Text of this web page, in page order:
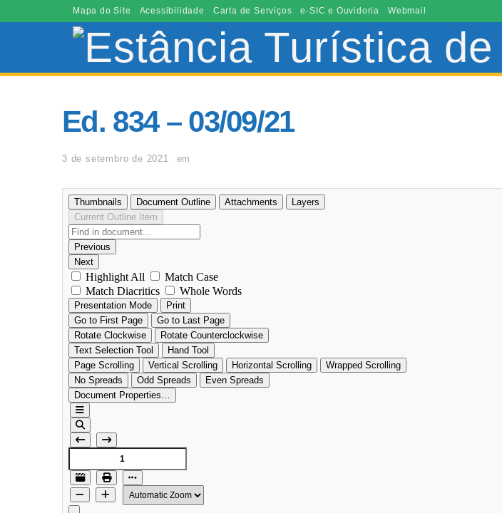
Mapa do Site Acessibilidade Carta de Serviços e-SIC e Ouvidoria Webmail
Ed. 834 – 03/09/21
3 de setembro de 2021 em